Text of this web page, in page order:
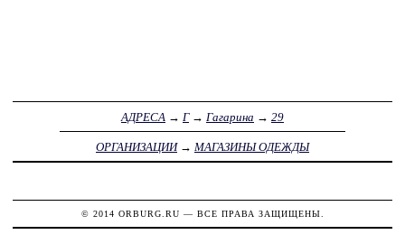
АДРЕСА → Г→ Гагарина → 29
ОРГАНИЗАЦИИ→ МАГАЗИНЫ ОДЕЖДЫ
© 2014 ORBURG.RU — ВСЕ ПРАВА ЗАЩИЩЕНЫ.